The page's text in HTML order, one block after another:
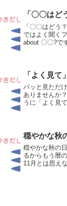
「〇〇はど
「〇〇はどう
ではよく聞く
about 〇〇?で
「よく見て
パッと見ただ
ありませんか
うに「よく見
穏やかな秋
穏やかな秋の
るからもう暦
11月とは思え